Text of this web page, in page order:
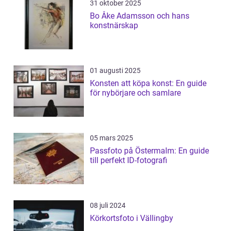
31 oktober 2025
Bo Åke Adamsson och hans
konstnärskap
01 augusti 2025
Konsten att köpa konst: En guide
för nybörjare och samlare
05 mars 2025
Passfoto på Östermalm: En guide
till perfekt ID-fotografi
08 juli 2024
Körkortsfoto i Vällingby